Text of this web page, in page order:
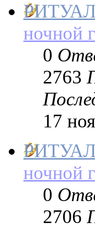
ночной
0
2763
17
ночной
0
2706